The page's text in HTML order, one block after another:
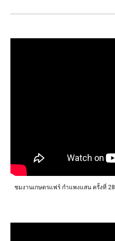
ชมงานเกษตรแฟร์ กำแพงแสน ครั้งที่ 28